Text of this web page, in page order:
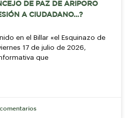
DE PAZ DE ARIPORO
A CIUDADANO…?
en el Billar «el Esquinazo de
17 de julio de 2026,
que